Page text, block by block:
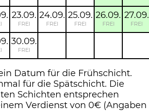
23.09.
FREI
24.09.
FREI
25.09.
FREI
26.09.
FREI
27.09.
FREI
30.09.
FREI
Datum für die Frühschicht.
für die Spätschicht. Die
Schichten entsprechen
Verdienst von 0€ (Angaben